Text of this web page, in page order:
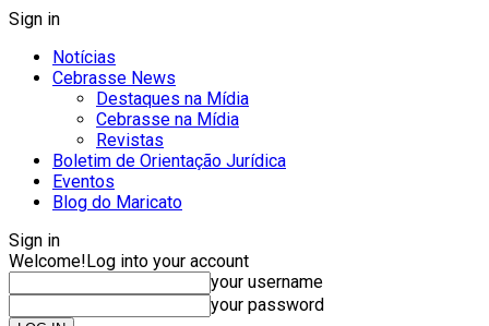
Sign in
Notícias
Cebrasse News
Destaques na Mídia
Cebrasse na Mídia
Revistas
Boletim de Orientação Jurídica
Eventos
Blog do Maricato
Sign in
Welcome!Log into your account
your username
your password